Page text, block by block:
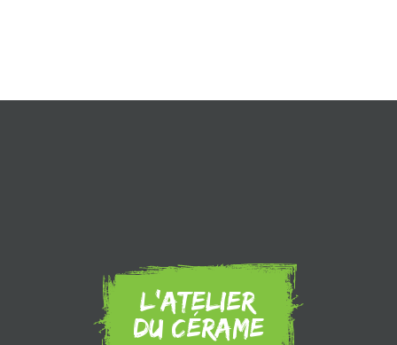
L’atelier
Du Cérame